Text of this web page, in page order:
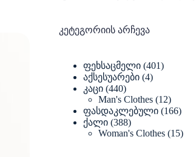
კეტეგორიის არჩევა
ფეხსაცმელი 401401
აქსესუარები 44
კაცი 440440
products
Man's Clothes 1212
products
ფასდაკლებული 166166
ქალი 388388
products
Woman's Clothes 1515